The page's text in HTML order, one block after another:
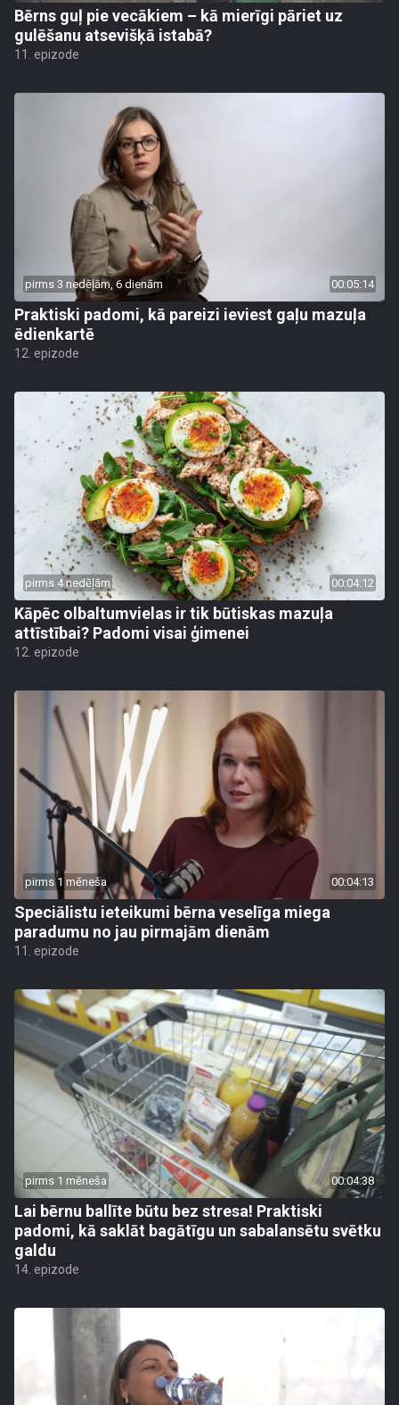
Bērns guļ pie vecākiem – kā mierīgi pāriet uz
gulēšanu atsevišķā istabā?
11. epizode
pirms 3 nedēļām, 6 dienām 00:05:14
Praktiski padomi, kā pareizi ieviest gaļu mazuļa
ēdienkartē
12. epizode
pirms 4 nedēļām 00:04:12
Kāpēc olbaltumvielas ir tik būtiskas mazuļa
attīstībai? Padomi visai ģimenei
12. epizode
pirms 1 mēneša 00:04:13
Speciālistu ieteikumi bērna veselīga miega
paradumu no jau pirmajām dienām
11. epizode
pirms 1 mēneša 00:04:38
Lai bērnu ballīte būtu bez stresa! Praktiski
padomi, kā saklāt bagātīgu un sabalansētu svētku
galdu
14. epizode